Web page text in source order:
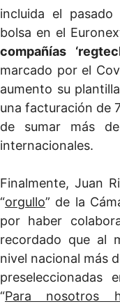
incluida el
bolsa en el
compañías
marcado por el
aumento su
una facturación de
de sumar más
internacionales.
Finalmente, Juan
“orgullo” de la
por haber
recordado que al
nivel nacional más
preseleccionadas
“Para nosotros